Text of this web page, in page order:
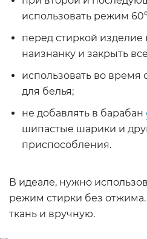
использовать режим
перед стиркой
наизнанку и закрыть
использовать во
для белья;
не добавлять в барабан
шипастые шарики и
приспособления.
В идеале, нужно
режим стирки без
ткань и вручную.